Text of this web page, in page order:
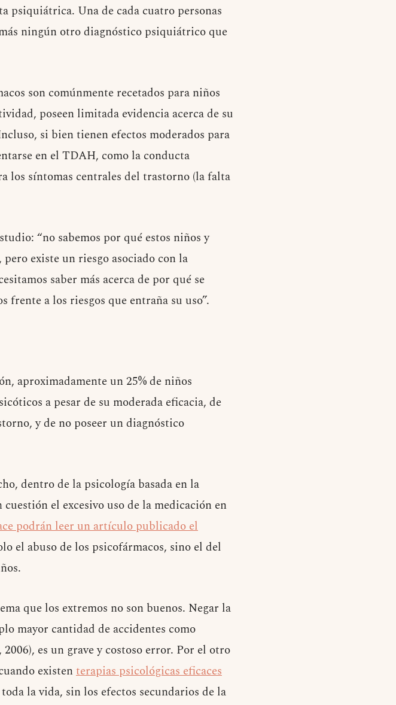
psiquiátrica. Una de cada cuatro personas
ningún otro diagnóstico psiquiátrico que
son comúnmente recetados para niños
poseen limitada evidencia acerca de su
si bien tienen efectos moderados para
en el TDAH, como la conducta
los síntomas centrales del trastorno (la falta
“no sabemos por qué estos niños y
existe un riesgo asociado con la
saber más acerca de por qué se
frente a los riesgos que entraña su uso”.
aproximadamente un 25% de niños
a pesar de su moderada eficacia, de
y de no poseer un diagnóstico
dentro de la psicología basada en la
el excesivo uso de la medicación en
podrán leer un artículo publicado el
el abuso de los psicofármacos, sino el del
que los extremos no son buenos. Negar la
mayor cantidad de accidentes como
es un grave y costoso error. Por el otro
existenterapias psicológicas eficaces
la vida, sin los efectos secundarios de la